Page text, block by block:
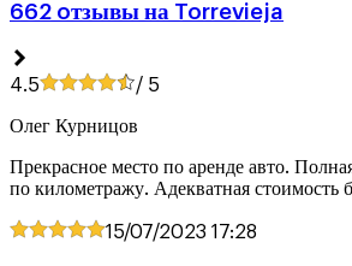
662 oтзывы на Torrevieja
4.5 / 5
Олег Курницов
Прекрасное место по аренде авто.
по километражу. Адекватная стоимость
15/07/2023 17:28